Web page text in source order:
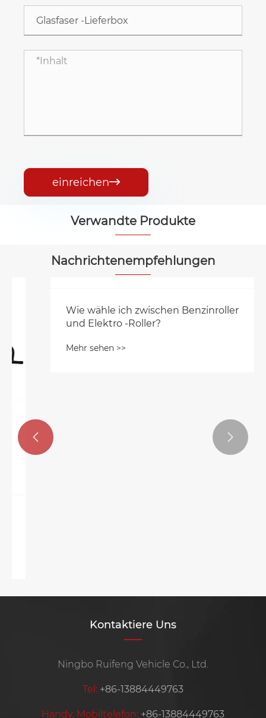
einreichen
Verwandte Produkte
Nachrichtenempfehlungen
 
Kontaktiere Uns
Ningbo Ruifeng Vehicle Co., Ltd.
Tel: +86-13884449763
Handy, Mobiltelefon: +86-13884449763